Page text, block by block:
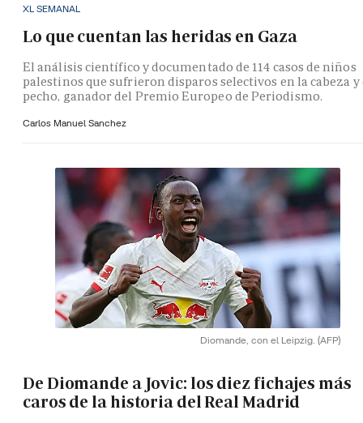
XL SEMANAL
Lo que cuentan las heridas en Gaza
El análisis científico y documentado de 114 casos de niños
palestinos que sufrieron disparos selectivos en la cabeza y
pecho, ganador del Premio Europeo de Periodismo.
Carlos Manuel Sanchez
Diomande, con el Leipzig. (AFP)
De Diomande a Jovic: los diez fichajes más
caros de la historia del Real Madrid